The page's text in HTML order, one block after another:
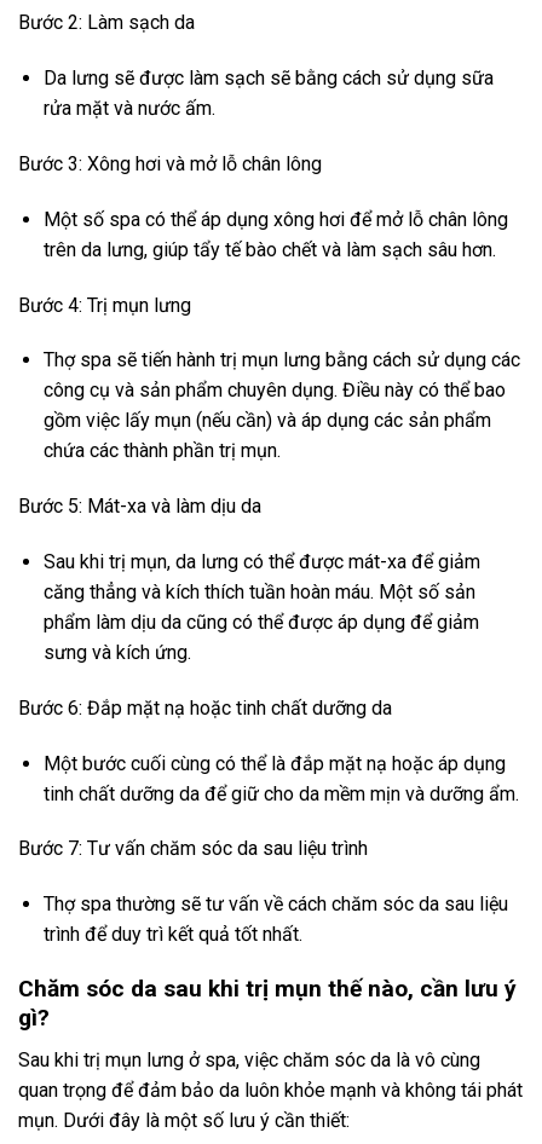
Bước 2: Làm sạch da
Da lưng sẽ được làm sạch sẽ bằng cách sử dụng sữa
rửa mặt và nước ấm.
Bước 3: Xông hơi và mở lỗ chân lông
Một số spa có thể áp dụng xông hơi để mở lỗ chân lông
trên da lưng, giúp tẩy tế bào chết và làm sạch sâu hơn.
Bước 4: Trị mụn lưng
Thợ spa sẽ tiến hành trị mụn lưng bằng cách sử dụng các
công cụ và sản phẩm chuyên dụng. Điều này có thể bao
gồm việc lấy mụn (nếu cần) và áp dụng các sản phẩm
chứa các thành phần trị mụn.
Bước 5: Mát-xa và làm dịu da
Sau khi trị mụn, da lưng có thể được mát-xa để giảm
căng thẳng và kích thích tuần hoàn máu. Một số sản
phẩm làm dịu da cũng có thể được áp dụng để giảm
sưng và kích ứng.
Bước 6: Đắp mặt nạ hoặc tinh chất dưỡng da
Một bước cuối cùng có thể là đắp mặt nạ hoặc áp dụng
tinh chất dưỡng da để giữ cho da mềm mịn và dưỡng ẩm.
Bước 7: Tư vấn chăm sóc da sau liệu trình
Thợ spa thường sẽ tư vấn về cách chăm sóc da sau liệu
trình để duy trì kết quả tốt nhất.
Chăm sóc da sau khi trị mụn thế nào, cần lưu ý
gì?
Sau khi trị mụn lưng ở spa, việc chăm sóc da là vô cùng
quan trọng để đảm bảo da luôn khỏe mạnh và không tái phát
mụn. Dưới đây là một số lưu ý cần thiết: